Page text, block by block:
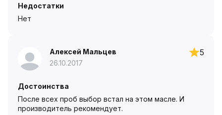
Недостатки
Нет
Алексей Мальцев
26.10.2017
5
Достоинства
После всех проб выбор встал на этом масле. И
производитель рекомендует.